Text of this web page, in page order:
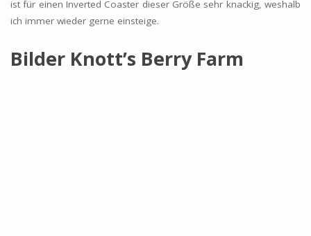
ist für einen Inverted Coaster dieser Größe sehr knackig, weshalb
ich immer wieder gerne einsteige.
Bilder Knott’s Berry Farm